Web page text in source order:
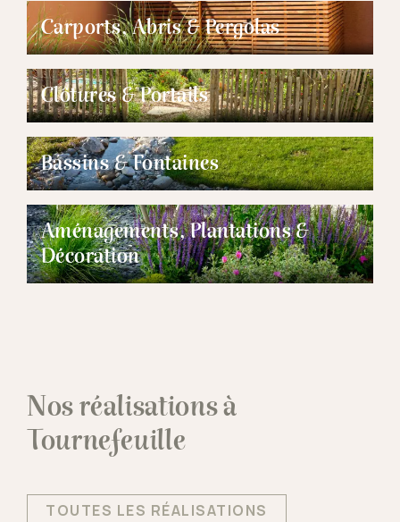
Carports, Abris & Pergolas
Clôtures & Portails
Bassins & Fontaines
Aménagements, Plantations &
Décoration
Nos réalisations à
Tournefeuille
TOUTES LES RÉALISATIONS